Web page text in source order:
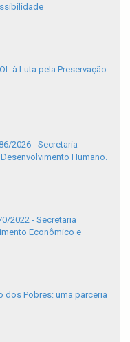
à Luta pela Preservação
2026 - Secretaria
Humano.
2022 - Secretaria
Econômico e
dos Pobres: uma parceria